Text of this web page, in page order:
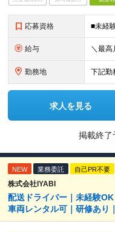
応募資格
給与
勤務地
求人を見る
掲載終了
NEW 業務委託 自己PR不要
株式会社IYABI
配送ドライバー｜未経験
車両レンタル可｜研修あり